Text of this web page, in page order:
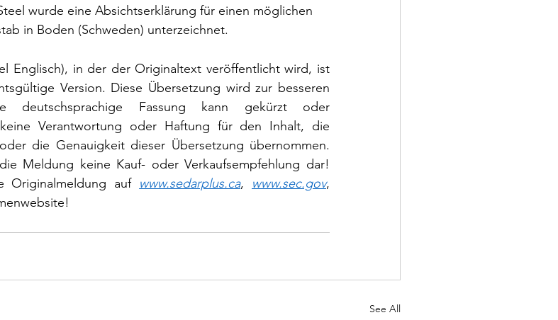
wurde eine Absichtserklärung für einen möglichen
in Boden (Schweden) unterzeichnet.
Englisch), in der der Originaltext veröffentlicht wird, ist
Version. Diese Übersetzung wird zur besseren
deutschsprachige Fassung kann gekürzt oder
Verantwortung oder Haftung für den Inhalt, die
die Genauigkeit dieser Übersetzung übernommen.
Meldung keine Kauf- oder Verkaufsempfehlung dar!
Originalmeldung auf www.sedarplus.ca, www.sec.gov
See All